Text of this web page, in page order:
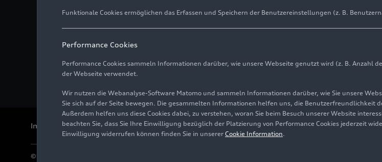
ImpressumRechtlichesDatenschutzHinweisgebersystemCookie-InformationenCookie-
© 2026 AUDI AG. Alle Rechte vorbehalten.
Funktionale Cookies ermöglichen das Erfassen und Speichern der Benutzereinstellungen (z. B.
Performance Cookies
Performance Cookies sammeln Informationen darüber, wie unsere Webseite genutzt wird (z. B. Anzahl
der Webseite verwendet.
Wir nutzen die Webanalyse-Software Matomo und sammeln Informationen darüber, wie Sie unsere
Sie sich auf der Seite bewegen. Die gesammelten Informationen helfen uns, die Benutzerfreundlichkeit
Außerdem helfen uns diese Cookies dabei, zu verstehen, woran Sie beim Besuch unserer Website
beachten Sie, dass Sie Ihre Einwilligung bezüglich der Platzierung von Performance Cookies jederzeit
Einwilligung widerrufen können finden Sie in unserer Cookie Information.